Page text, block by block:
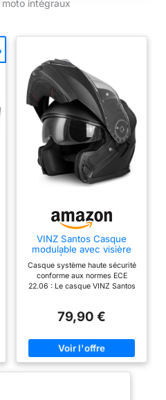
le casque de moto
et une boucle en
métal offrent une
protection solide.
Doublure intérieure
amovible,
remplaçable et
lavable avec
technologie Comtex,
plus douce, plus
ajustement. Le
casque complet est
livré avec 2 visières
(visière transparente
et visière miroir),
compatibles avec
Pin-lock anti-buée
(non incluse) et 2
ailerons (aileron
teinté noir et aileron
moto intégraux
VINZ Santos Casque
modulable avec visière
Solaire | Homologué ECE
22.06 & Compatible
PINLOCK | Casque de
Moto intégral | Casque
XS-XXL - Noir Mat
Casque système haute sécurité
conforme aux normes ECE
22.06 : Le casque VINZ Santos
protection avec une coque
une coque intérieure en EPS
absorbant les chocs. Design
polyvalent avec visière anti-
79,90 €